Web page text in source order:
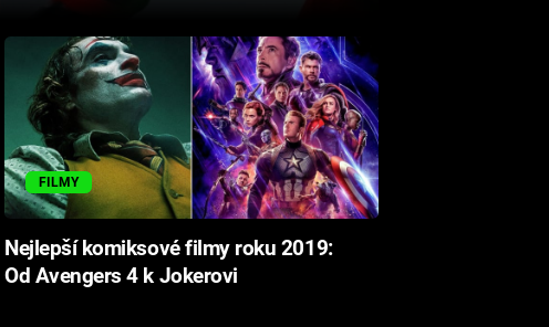
FILMY
Nejlepší komiksové filmy roku 2019:
Od Avengers 4 k Jokerovi